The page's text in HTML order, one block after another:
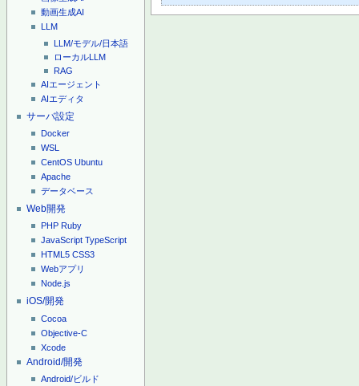
動画生成AI
LLM
LLM/モデル/日本語
ローカルLLM
RAG
AIエージェント
AIエディタ
サーバ設定
Docker
WSL
CentOS Ubuntu
Apache
データベース
Web開発
PHP Ruby
JavaScript TypeScript
HTML5 CSS3
Webアプリ
Node.js
iOS/開発
Cocoa
Objective-C
Xcode
Android/開発
Android/ビルド